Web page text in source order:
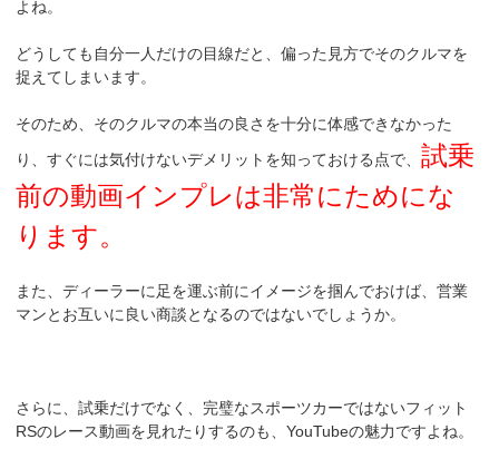
よね。
どうしても自分一人だけの目線だと、偏った見方でそのクルマを
捉えてしまいます。
そのため、そのクルマの本当の良さを十分に体感できなかった
り、すぐには気付けないデメリットを知っておける点で、試乗
前の動画インプレは非常にためにな
ります。
また、ディーラーに足を運ぶ前にイメージを掴んでおけば、営業
マンとお互いに良い商談となるのではないでしょうか。
さらに、試乗だけでなく、完璧なスポーツカーではないフィット
RSのレース動画を見れたりするのも、YouTubeの魅力ですよね。